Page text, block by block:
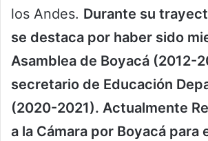
los Andes. Durante su
se destaca por haber sido
Asamblea de Boyacá (2012-
secretario de Educación
(2020-2021). Actualmente
a la Cámara por Boyacá para